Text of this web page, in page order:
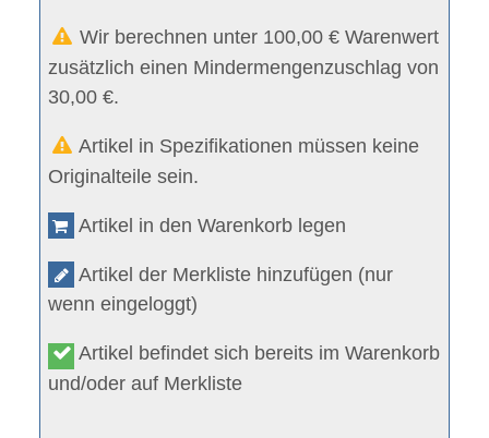
Wir berechnen unter 100,00 € Warenwert
zusätzlich einen Mindermengenzuschlag von
30,00 €.
Artikel in Spezifikationen müssen keine
Originalteile sein.
Artikel in den Warenkorb legen
Artikel der Merkliste hinzufügen (nur
wenn eingeloggt)
Artikel befindet sich bereits im Warenkorb
und/oder auf Merkliste